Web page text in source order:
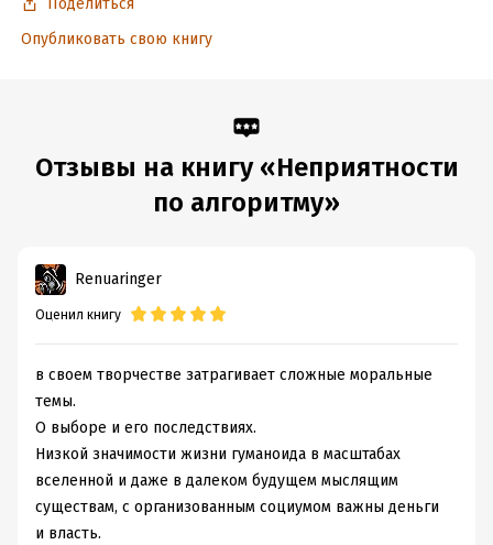
Поделиться
Опубликовать свою книгу
Отзывы на книгу «Неприятности
по алгоритму»
Renuaringer
Оценил книгу
в своем творчестве затрагивает сложные моральные
темы.
О выборе и его последствиях.
Низкой значимости жизни гуманоида в масштабах
вселенной и даже в далеком будущем мыслящим
существам, с организованным социумом важны деньги
и власть.